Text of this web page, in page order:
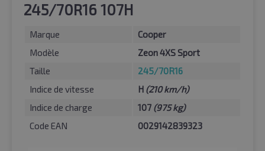
245/70R16 107H
Marque
Cooper
Modèle
Zeon 4XS Sport
Taille
245/70R16
Indice de vitesse
H (210 km/h)
Indice de charge
107 (975 kg)
Code EAN
0029142839323